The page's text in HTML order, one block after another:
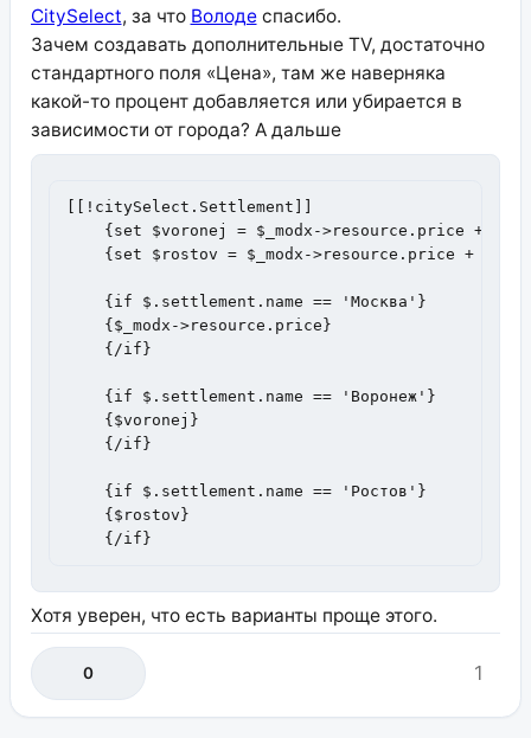
CitySelect, за что Володеспасибо.
Зачем создавать дополнительные TV, достаточно
стандартного поля «Цена», там же наверняка
какой-то процент добавляется или убирается в
зависимости от города? А дальше
[[!citySelect.Settlement]]
{set $voronej = $_modx->resource.price +
{set $rostov = $_modx->resource.price +
    {if $.settlement.name == 'Москва'}
    {$_modx->resource.price}
    {/if}
    {if $.settlement.name == 'Воронеж'}
    {$voronej}
    {/if}
    {if $.settlement.name == 'Ростов'}
    {$rostov}
    {/if}
Хотя уверен, что есть варианты проще этого.
0 1